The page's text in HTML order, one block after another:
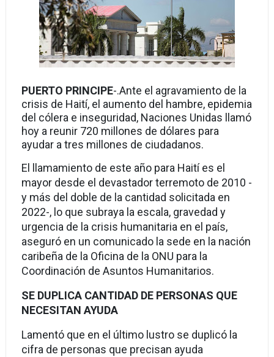
PUERTO PRINCIPE-.Ante el agravamiento de la
crisis de Haití, el aumento del hambre, epidemia
del cólera e inseguridad, Naciones Unidas llamó
hoy a reunir 720 millones de dólares para
ayudar a tres millones de ciudadanos.
El llamamiento de este año para Haití es el
mayor desde el devastador terremoto de 2010 -
y más del doble de la cantidad solicitada en
2022-, lo que subraya la escala, gravedad y
urgencia de la crisis humanitaria en el país,
aseguró en un comunicado la sede en la nación
caribeña de la Oficina de la ONU para la
Coordinación de Asuntos Humanitarios.
SE DUPLICA CANTIDAD DE PERSONAS QUE
NECESITAN AYUDA
Lamentó que en el último lustro se duplicó la
cifra de personas que precisan ayuda